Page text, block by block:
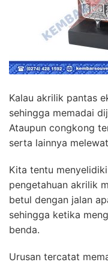
Kalau akrilik pantas
sehingga memadai
Ataupun congkong
serta lainnya
Kita tentu
pengetahuan akrilik
betul dengan jalan
sehingga ketika
benda.
Urusan tercatat